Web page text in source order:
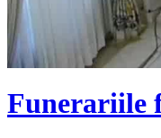
Funerariile